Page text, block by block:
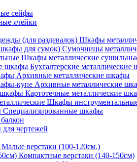
сейфы
ячейки
Шкафы
Сумочницы
Шкафы металлические
Бухгалтерские
Архивные металлические шкафы
Архивные металлические
Картотечные металлические
Шкафы
Специализированные шкафы
чертежей
Малые верстаки (100-120см.)
Компактные верстаки (140-150см)